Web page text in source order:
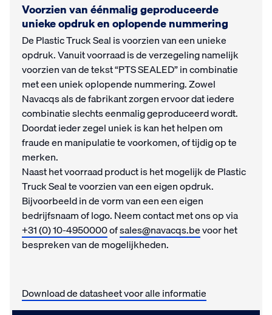
Voorzien van éénmalig geproduceerde
unieke opdruk en oplopende nummering
De Plastic Truck Seal is voorzien van een unieke
opdruk. Vanuit voorraad is de verzegeling namelijk
voorzien van de tekst “PTS SEALED” in combinatie
met een uniek oplopende nummering. Zowel
Navacqs als de fabrikant zorgen ervoor dat iedere
combinatie slechts eenmalig geproduceerd wordt.
Doordat ieder zegel uniek is kan het helpen om
fraude en manipulatie te voorkomen, of tijdig op te
merken.
Naast het voorraad product is het mogelijk de Plastic
Truck Seal te voorzien van een eigen opdruk.
Bijvoorbeeld in de vorm van een een eigen
bedrijfsnaam of logo. Neem contact met ons op via
+31 (0) 10-4950000ofsales@navacqs.bevoor het
bespreken van de mogelijkheden.
Download de datasheet voor alle informatie